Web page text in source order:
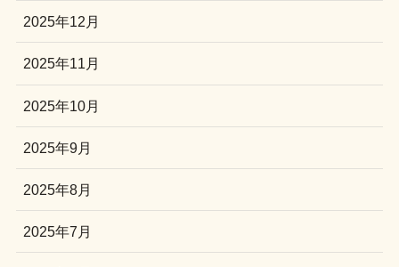
2025年12月
2025年11月
2025年10月
2025年9月
2025年8月
2025年7月